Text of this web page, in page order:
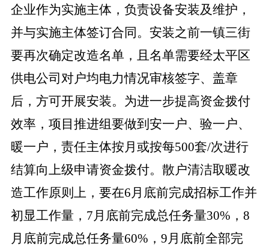
企业作为实施主体，负责设备安装及维护，
并与实施主体签订合同。安装之前一镇三街
要再次确定改造名单，且名单需要经太平区
供电公司对户均电力情况审核签字、盖章
后，方可开展安装。为进一步提高资金拨付
效率，项目推进组要做到安一户、验一户、
暖一户，责任主体按月或按每500套/次进行
结算向上级申请资金拨付。散户清洁取暖改
造工作原则上，要在6月底前完成招标工作并
初显工作量，7月底前完成总任务量30%，8
月底前完成总任务量60%，9月底前全部完